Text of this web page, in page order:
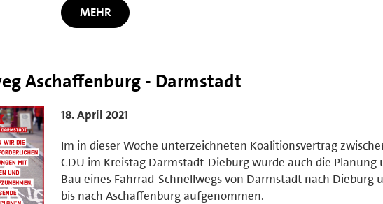
MEHR
Aschaffenburg - Darmstadt
18. April 2021
Im in dieser Woche unterzeichneten Koalitionsvertrag
CDU im Kreistag Darmstadt-Dieburg wurde auch die Planung
Bau eines Fahrrad-Schnellwegs von Darmstadt nach Dieburg
bis nach Aschaffenburg aufgenommen.